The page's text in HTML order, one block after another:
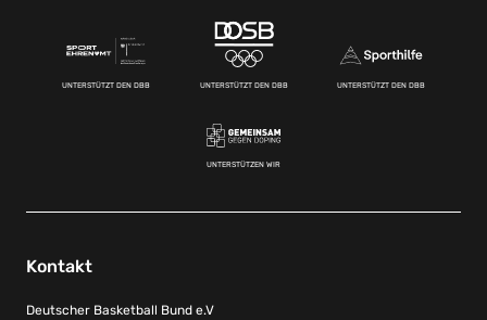
UNTERSTÜTZT DEN DBB UNTERSTÜTZT DEN DBB UNTERSTÜTZT DEN DBB
UNTERSTÜTZEN WIR
Kontakt
Deutscher Basketball Bund e.V